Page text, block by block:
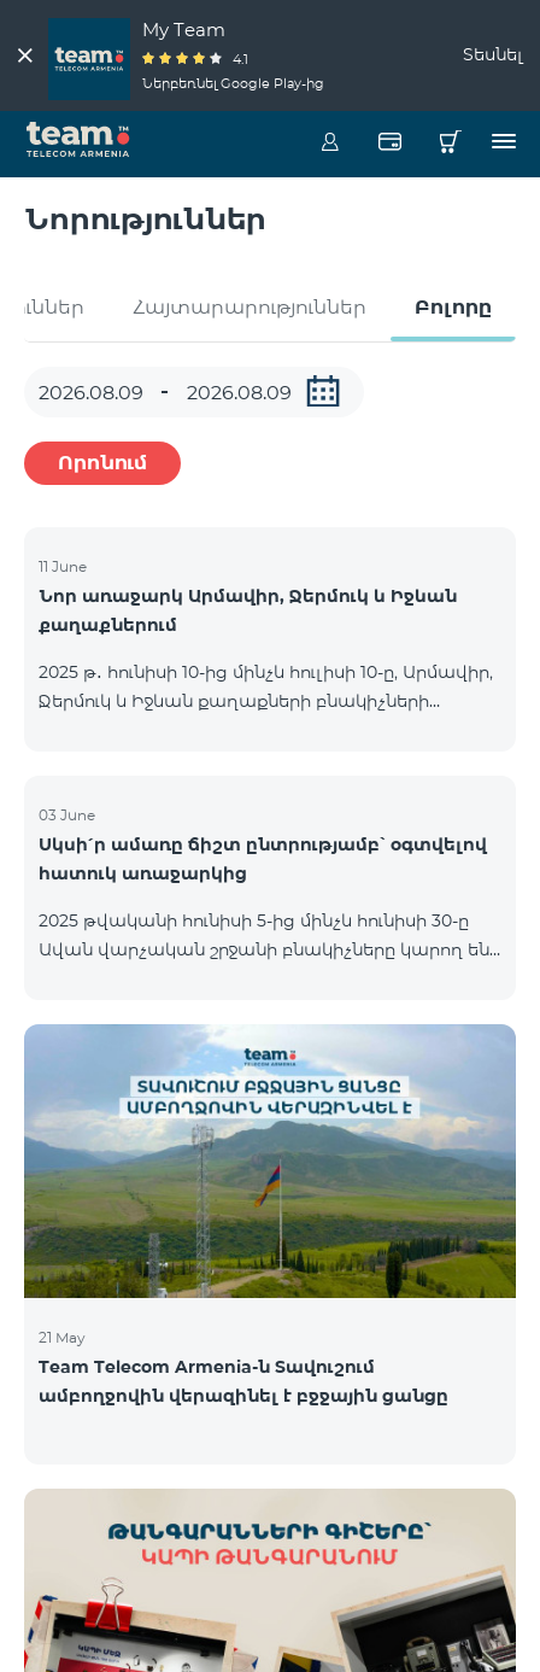
My Team
4.1
Ներբեռնել Google Play-ից
Տեսնել
Նորություններ
Հայտարարություններ Բոլորը
Որոնում
11 June
Նոր առաջարկ Արմավիր, Ջերմուկ և Իջևան
քաղաքներում
2025 թ․ հունիսի 10-ից մինչև հուլիսի 10-ը, Արմավիր,
Ջերմուկ և Իջևան քաղաքների բնակիչների
9900 Regional Ակցիայի շրջանակում
առաջարկվում է 50% զեղչ առաջին 6 ամիսների
համար, 12 ամիս բաժանորդագրության դեպքում։
ներառումներին մանրամասն ծանոթանալու
համար կարող եք անցնել հետևյալ հղմամբ՝
է մինչև 1
03 June
Սկսի՛ր ամառը ճիշտ ընտրությամբ՝ օգտվելով
հատուկ առաջարկից
2025 թվականի հունիսի 5-ից մինչև հունիսի 30-ը
Ավան վարչական շրջանի բնակիչները կարող են
Ակցիայի շրջանակում ԿՈՍՄՈ 4 12500 և ԿՈՍՄՈ 4
16500 փաթեթները տրամադրվում են հետևյալ
պայմաններով․ Առաջին 6 ամիսների ընթացքում՝
50% զեղչ, Հաջորդ 6 ամիսների ընթացքում՝ 25%
զեղչ։ ԿՈՍՄՈ սակագնային փաթեթների
ներառումներին մանրամասն ծանոթանալու
համար կարող եք անցնել հետևյալ հղմամբ՝
telecomarmenia.am/hy/cosmo * Ակցիան
երկարաձգվել է մինչ
21 May
Team Telecom Armenia-ն Տավուշում
ամբողջովին վերազինել է բջջային ցանցը